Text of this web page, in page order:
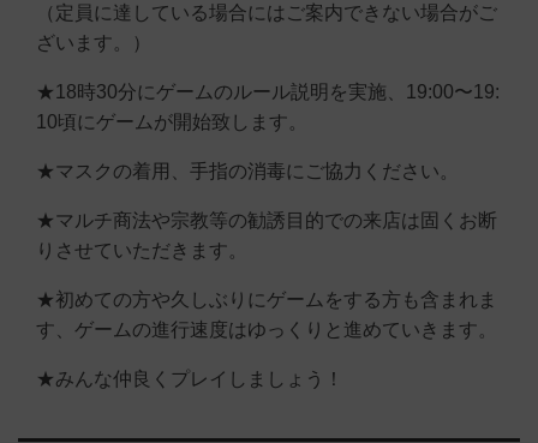
（定員に達している場合にはご案内できない場合がご
ざいます。）
★18時30分にゲームのルール説明を実施、19:00〜19:
10頃にゲームが開始致します。
★マスクの着用、手指の消毒にご協力ください。
★マルチ商法や宗教等の勧誘目的での来店は固くお断
りさせていただきます。
★初めての方や久しぶりにゲームをする方も含まれま
す、ゲームの進行速度はゆっくりと進めていきます。
★みんな仲良くプレイしましょう！